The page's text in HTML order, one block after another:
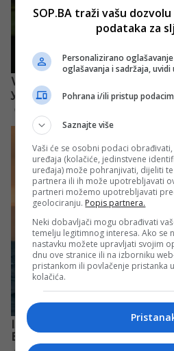
SOP.BA traži vašu
podataka za
Personalizirano
oglašavanja i sadržaja,
Pohrana i/ili pristup
Saznajte više
Vaši će se osobni podaci
uređaja (kolačiće, jedinstvene
uređaja) može pohranjivati, dijeliti
partnera ili ih može upotrebljavati
partneri možemo upotrebljavati
geolociranju. Popis partnera.
Neki dobavljači mogu obrađivati
temelju legitimnog interesa. Ako se
nastavku možete upravljati svojim
dnu ove stranice ili na izborniku
pristankom ili povlačenje pristanka
kolačića.